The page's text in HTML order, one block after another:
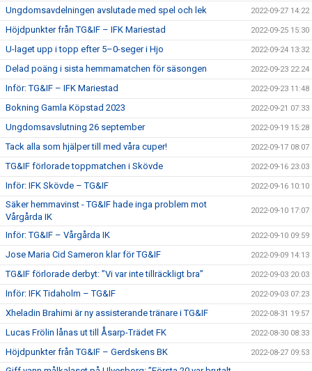
Ungdomsavdelningen avslutade med spel och lek 2022-09-27 14:22
Höjdpunkter från TG&IF – IFK Mariestad 2022-09-25 15:30
U-laget upp i topp efter 5–0-seger i Hjo 2022-09-24 13:32
Delad poäng i sista hemmamatchen för säsongen 2022-09-23 22:24
Inför: TG&IF – IFK Mariestad 2022-09-23 11:48
Bokning Gamla Köpstad 2023 2022-09-21 07:33
Ungdomsavslutning 26 september 2022-09-19 15:28
Tack alla som hjälper till med våra cuper! 2022-09-17 08:07
TG&IF förlorade toppmatchen i Skövde 2022-09-16 23:03
Inför: IFK Skövde – TG&IF 2022-09-16 10:10
Säker hemmavinst - TG&IF hade inga problem mot
Vårgårda IK
2022-09-10 17:07
Inför: TG&IF – Vårgårda IK 2022-09-10 09:59
Jose Maria Cid Sameron klar för TG&IF 2022-09-09 14:13
TG&IF förlorade derbyt: ”Vi var inte tillräckligt bra” 2022-09-03 20:03
Inför: IFK Tidaholm – TG&IF 2022-09-03 07:23
Xheladin Brahimi är ny assisterande tränare i TG&IF 2022-08-31 19:57
Lucas Frölin lånas ut till Åsarp-Trädet FK 2022-08-30 08:33
Höjdpunkter från TG&IF – Gerdskens BK 2022-08-27 09:53